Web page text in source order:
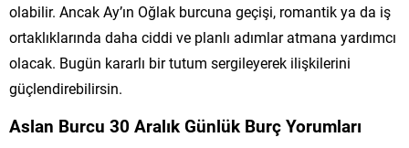
olabilir. Ancak Ay’ın Oğlak burcuna geçişi, romantik ya da iş
ortaklıklarında daha ciddi ve planlı adımlar atmana yardımcı
olacak. Bugün kararlı bir tutum sergileyerek ilişkilerini
güçlendirebilirsin.
Aslan Burcu 30 Aralık Günlük Burç Yorumları